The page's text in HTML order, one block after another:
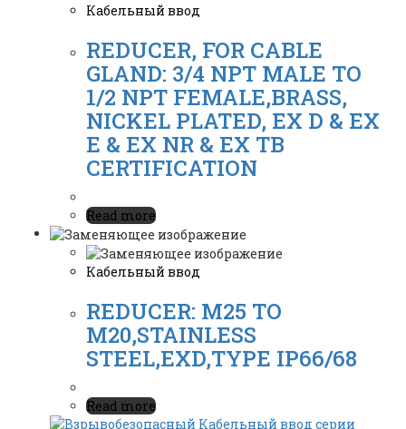
Кабельный ввод
REDUCER, FOR CABLE
GLAND: 3/4 NPT MALE TO
1/2 NPT FEMALE,BRASS,
NICKEL PLATED, EX D & EX
E & EX NR & EX TB
CERTIFICATION
Read more
Кабельный ввод
REDUCER: M25 TO
M20,STAINLESS
STEEL,EXD,TYPE IP66/68
Read more